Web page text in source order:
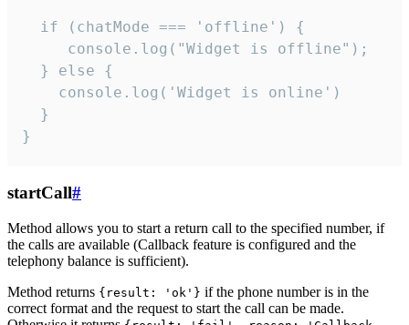
  if (chatMode === 'offline') {
     console.log("Widget is offline");
  } else {
    console.log('Widget is online')
  }
}
startCall#
Method allows you to start a return call to the specified number, if
the calls are available (Callback feature is configured and the
telephony balance is sufficient).
Method returns {result: 'ok'} if the phone number is in the
correct format and the request to start the call can be made.